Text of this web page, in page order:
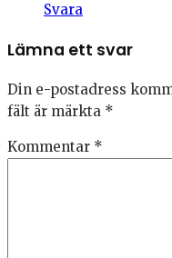
Svara
Lämna ett svar
Din e-postadress
fält är märkta *
Kommentar *